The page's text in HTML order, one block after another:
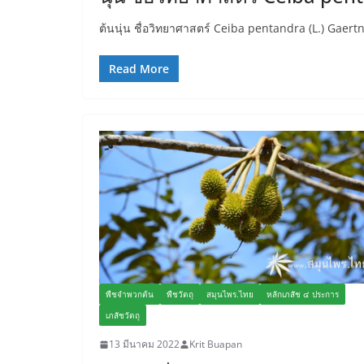
ต้นนุ่น ชื่อวิทยาศาสตร์ Ceiba pentandra (L.)
Read More
พืชจำพวกต้น พืชวัตถุ สมุนไพร.ไทย
หลักเภสัช ๔ ประการ
เภสัชวัตถุ
13 มีนาคม 2022 Krit Buapan